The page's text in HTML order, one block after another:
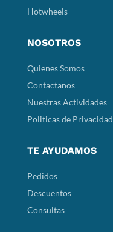
Hotwheels
NOSOTROS
Quienes Somos
Contactanos
Nuestras Actividades
Politicas de Privacidad
TE AYUDAMOS
Pedidos
Descuentos
Consultas